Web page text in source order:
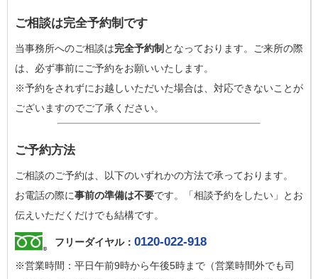
ご相談は完全予約制です
当事務所へのご相談は完全予約制 となっております。ご来所の際
は、必ず事前にご予約をお願いいたします。
※予約をされずにお越しいただいた場合は、対応できないことが
ございますのでご了承ください。
ご予約方法
ご相談のご予約は、以下のいずれかの方法で承っております。
お電話の際に事前の準備は不要です。「相談予約をしたい」とお
伝えいただくだけでも結構です。
フリーダイヤル： 0120-022-918
※営業時間：平日午前9時から午後5時まで（営業時間外でも司